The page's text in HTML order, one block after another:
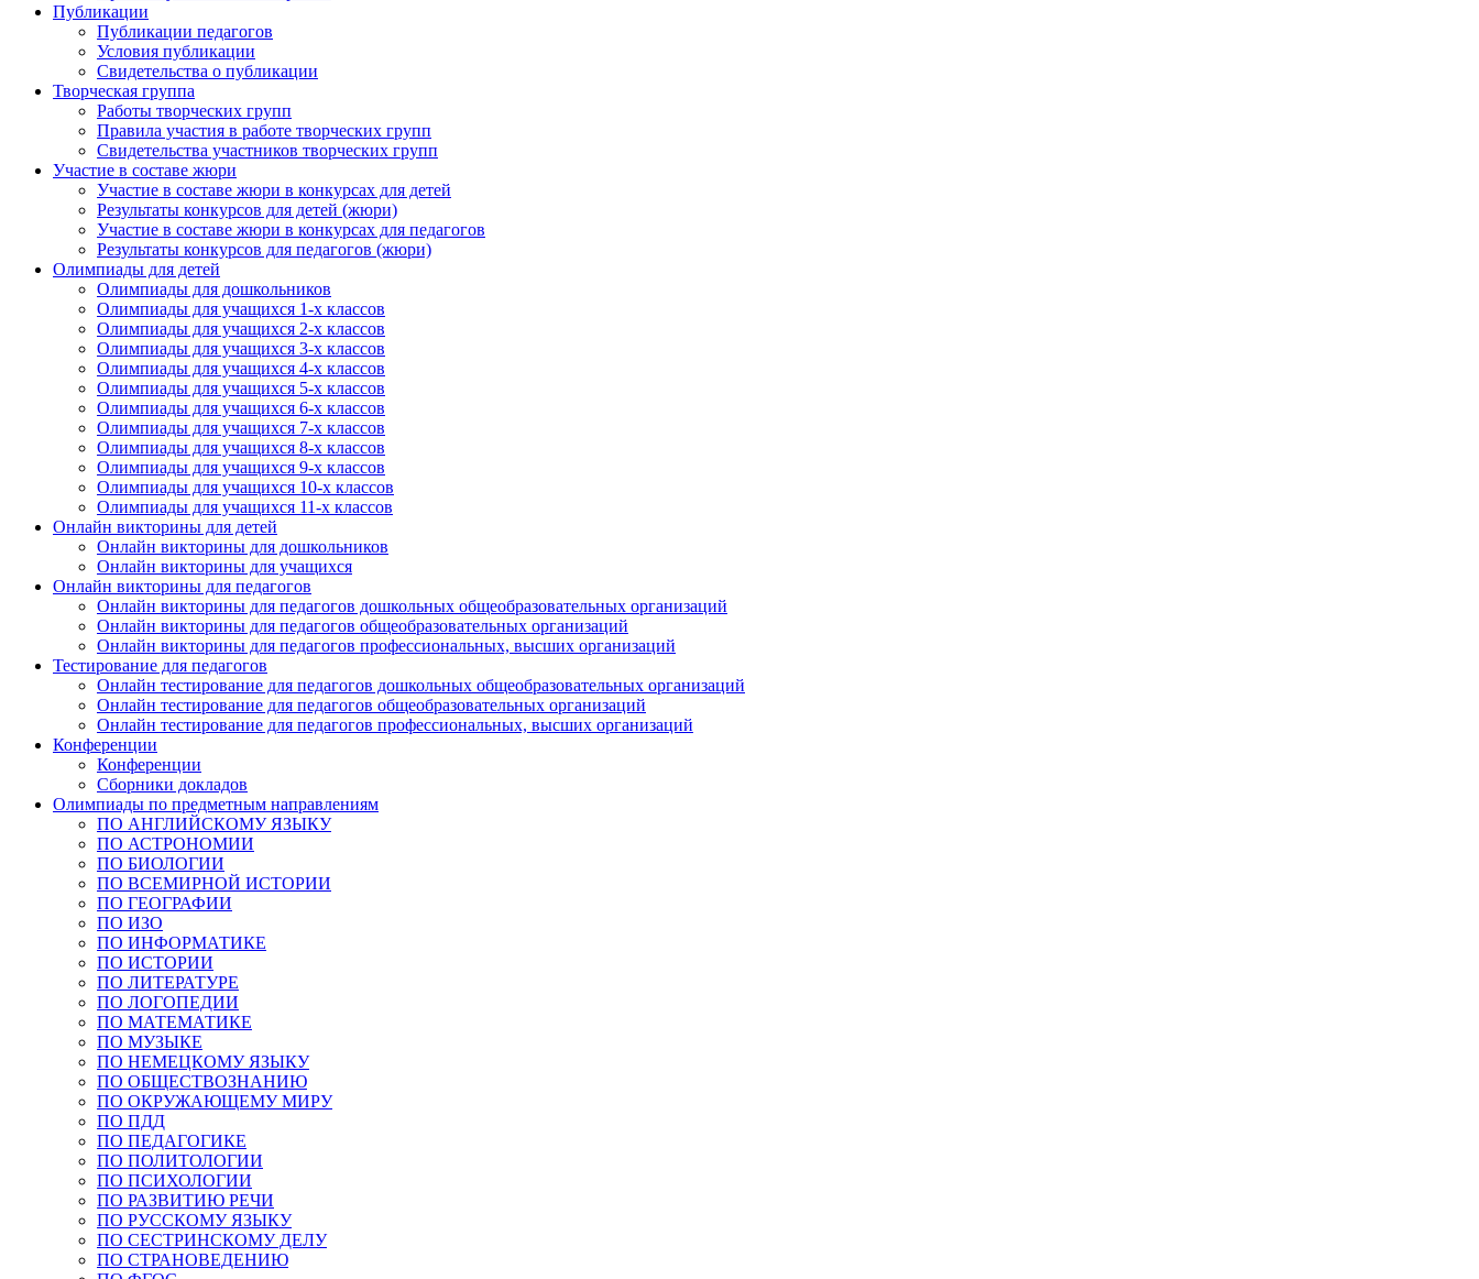
Публикации
Публикации педагогов
Условия публикации
Свидетельства о публикации
Творческая группа
Работы творческих групп
Правила участия в работе творческих групп
Свидетельства участников творческих групп
Участие в составе жюри
Участие в составе жюри в конкурсах для детей
Результаты конкурсов для детей (жюри)
Участие в составе жюри в конкурсах для педагогов
Результаты конкурсов для педагогов (жюри)
Олимпиады для детей
Олимпиады для дошкольников
Олимпиады для учащихся 1-х классов
Олимпиады для учащихся 2-х классов
Олимпиады для учащихся 3-х классов
Олимпиады для учащихся 4-х классов
Олимпиады для учащихся 5-х классов
Олимпиады для учащихся 6-х классов
Олимпиады для учащихся 7-х классов
Олимпиады для учащихся 8-х классов
Олимпиады для учащихся 9-х классов
Олимпиады для учащихся 10-х классов
Олимпиады для учащихся 11-х классов
Онлайн викторины для детей
Онлайн викторины для дошкольников
Онлайн викторины для учащихся
Онлайн викторины для педагогов
Онлайн викторины для педагогов дошкольных общеобразовательных организаций
Онлайн викторины для педагогов общеобразовательных организаций
Онлайн викторины для педагогов профессиональных, высших организаций
Тестирование для педагогов
Онлайн тестирование для педагогов дошкольных общеобразовательных организаций
Онлайн тестирование для педагогов общеобразовательных организаций
Онлайн тестирование для педагогов профессиональных, высших организаций
Конференции
Конференции
Сборники докладов
Олимпиады по предметным направлениям
ПО АНГЛИЙСКОМУ ЯЗЫКУ
ПО АСТРОНОМИИ
ПО БИОЛОГИИ
ПО ВСЕМИРНОЙ ИСТОРИИ
ПО ГЕОГРАФИИ
ПО ИЗО
ПО ИНФОРМАТИКЕ
ПО ИСТОРИИ
ПО ЛИТЕРАТУРЕ
ПО ЛОГОПЕДИИ
ПО МАТЕМАТИКЕ
ПО МУЗЫКЕ
ПО НЕМЕЦКОМУ ЯЗЫКУ
ПО ОБЩЕСТВОЗНАНИЮ
ПО ОКРУЖАЮЩЕМУ МИРУ
ПО ПДД
ПО ПЕДАГОГИКЕ
ПО ПОЛИТОЛОГИИ
ПО ПСИХОЛОГИИ
ПО РАЗВИТИЮ РЕЧИ
ПО РУССКОМУ ЯЗЫКУ
ПО СЕСТРИНСКОМУ ДЕЛУ
ПО СТРАНОВЕДЕНИЮ